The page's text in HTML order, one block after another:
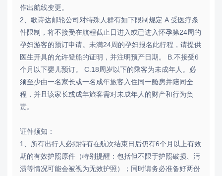
作出航线变更。
2、歌诗达邮轮公司对特殊人群有如下限制规定 A.受医疗条
件限制，将不接受在航程截止日进入或已进入怀孕第24周的
孕妇游客的预订申请。未满24周的孕妇报名此行程，请提供
医生开具的允许登船的证明，并注明预产日期。 B.不接受6
个月以下婴儿预订。 C.18周岁以下的乘客为未成年人。必
须至少由一名家长或一名成年旅客入住同一舱房并陪同全
程，并且该家长或成年旅客需对未成年人的财产和行为负
责。
证件须知：
1、所有出行人必须持有在航次结束日后仍有6个月以上有效
期的有效护照原件（特别提醒：包括但不限于护照破损、污
渍等情况可能会被视为无效护照）；同时请务必准备好两份